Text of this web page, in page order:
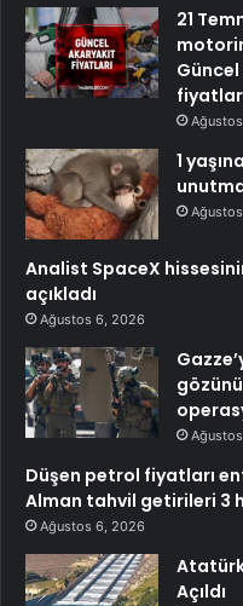
21
1
Analist SpaceX
açıkladı
Ağustos 6, 2026
gözünü
Düşen petrol fiyatları
Alman tahvil getirileri 3
Ağustos 6, 2026
Atatürk
Açıldı